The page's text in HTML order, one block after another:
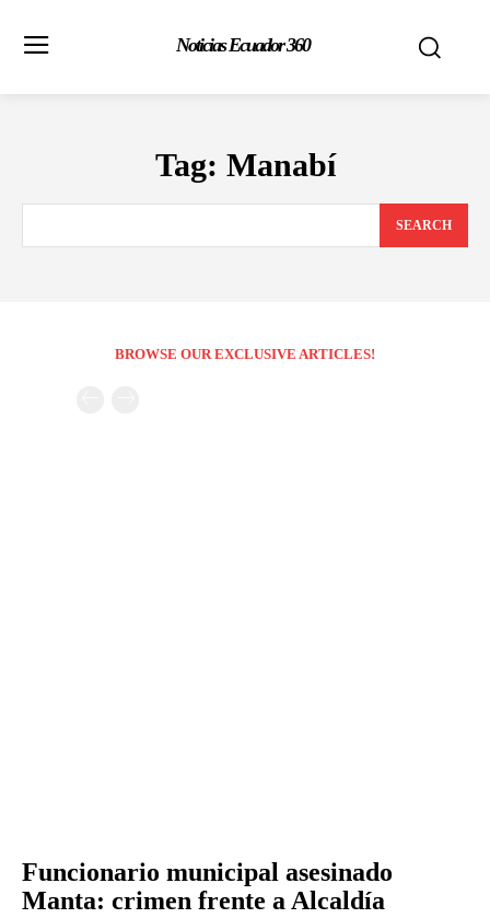
Noticias Ecuador 360
Tag: Manabí
SEARCH
BROWSE OUR EXCLUSIVE ARTICLES!
Funcionario municipal asesinado
Manta: crimen frente a Alcaldía